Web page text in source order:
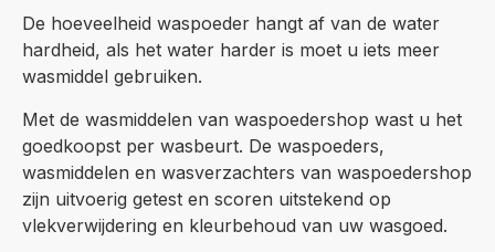
De hoeveelheid waspoeder hangt af van de water
hardheid, als het water harder is moet u iets meer
wasmiddel gebruiken.
Met de wasmiddelen van waspoedershop wast u het
goedkoopst per wasbeurt. De waspoeders,
wasmiddelen en wasverzachters van waspoedershop
zijn uitvoerig getest en scoren uitstekend op
vlekverwijdering en kleurbehoud van uw wasgoed.